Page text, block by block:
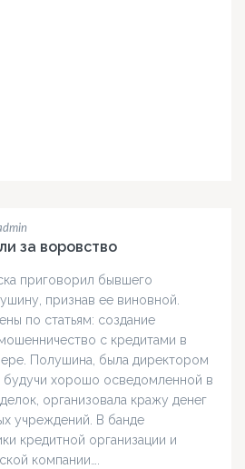
за воровство
приговорил бывшего
признав ее виновной.
по статьям: создание
с кредитами в
Полушина, была директором
хорошо осведомленной в
организовала кражу денег
учреждений. В банде
кредитной организации и
компании….